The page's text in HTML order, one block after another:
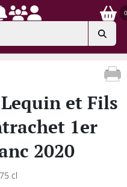
0
et Fils
1er
2020
75 cl